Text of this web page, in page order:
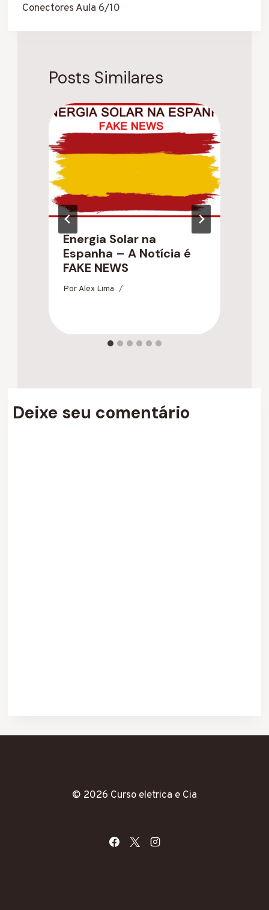
Conectores Aula 6/10
Posts Similares
Energia Solar na
Espanha – A Notícia é
FAKE NEWS
Por Alex Lima
Deixe seu comentário
© 2026 Curso eletrica e Cia